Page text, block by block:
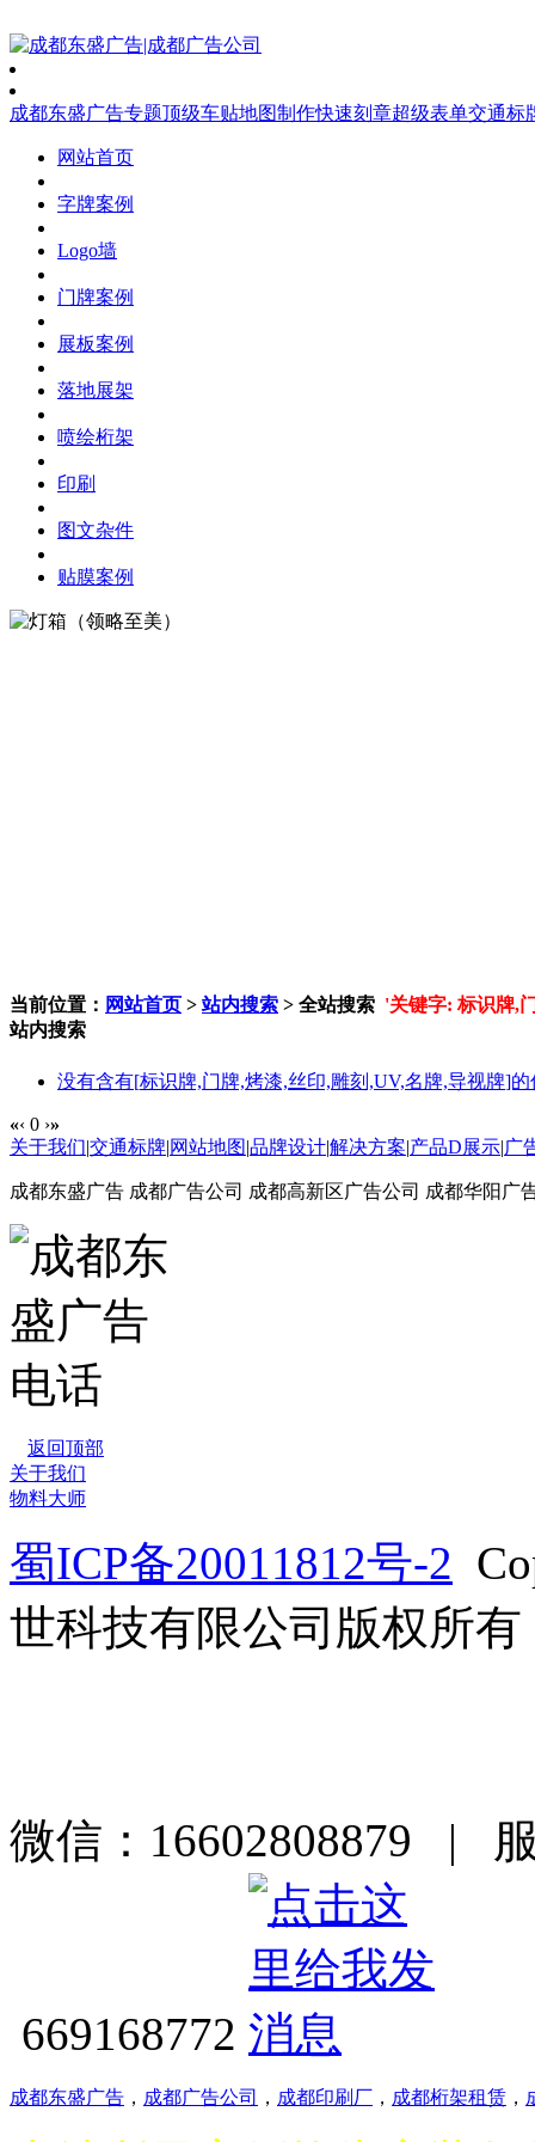
成都东盛广告专题顶级车贴地图制作快速刻章超级表单交通标
网站首页
字牌案例
Logo墙
门牌案例
展板案例
落地展架
喷绘桁架
印刷
图文杂件
贴膜案例
当前位置： 网站首页 >站内搜索 > 全站搜索 '关键字: 标识牌,
站内搜索
没有含有[标识牌,门牌,烤漆,丝印,雕刻,UV,名牌,导视牌]的
«‹ 0 ›»
关于我们|交通标牌|网站地图|品牌设计|解决方案|产品D展示|广
成都东盛广告 成都广告公司 成都高新区广告公司 成都华阳广
返回顶部
关于我们
物料大师
蜀ICP备20011812号-2
世科技有限公司版权所有
微信：16602808879 |
669168772
成都东盛广告 ， 成都广告公司 ， 成都印刷厂 ， 成都桁架租赁 ，